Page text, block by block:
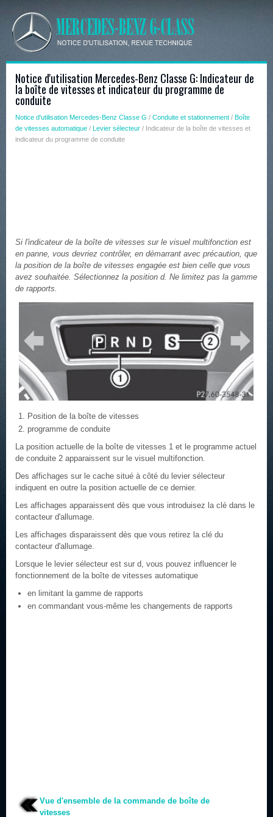
Notice d'utilisation Mercedes-Benz Classe G: Indicateur de
la boîte de vitesses et indicateur du programme de
conduite
Notice d'utilisation Mercedes-Benz Classe G / Conduite et stationnement / Boîte
de vitesses automatique / Levier sélecteur / Indicateur de la boîte de vitesses et
indicateur du programme de conduite
Si l'indicateur de la boîte de vitesses sur le visuel multifonction est
en panne, vous devriez contrôler, en démarrant avec précaution, que
la position de la boîte de vitesses engagée est bien celle que vous
avez souhaitée. Sélectionnez la position d. Ne limitez pas la gamme
de rapports.
Position de la boîte de vitesses
programme de conduite
La position actuelle de la boîte de vitesses 1 et le programme actuel
de conduite 2 apparaissent sur le visuel multifonction.
Des affichages sur le cache situé à côté du levier sélecteur
indiquent en outre la position actuelle de ce dernier.
Les affichages apparaissent dès que vous introduisez la clé dans le
contacteur d'allumage.
Les affichages disparaissent dès que vous retirez la clé du
contacteur d'allumage.
Lorsque le levier sélecteur est sur d, vous pouvez influencer le
fonctionnement de la boîte de vitesses automatique
en limitant la gamme de rapports
en commandant vous-même les changements de rapports
Vue d'ensemble de la commande de boîte de
vitesses